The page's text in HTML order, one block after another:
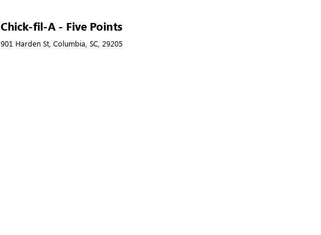
Chick-fil-A - Five Points
901 Harden St, Columbia, SC, 29205